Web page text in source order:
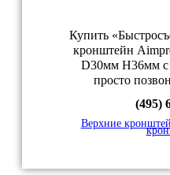
Купить
кронштейн
D30мм H36мм
просто
(495)
Верхние